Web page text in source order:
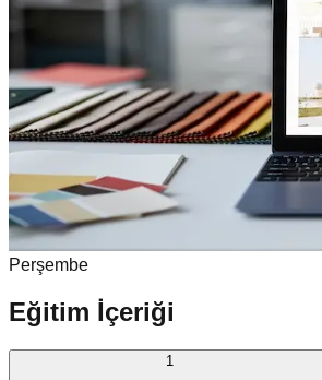
Perşembe
Eğitim İçeriği
1